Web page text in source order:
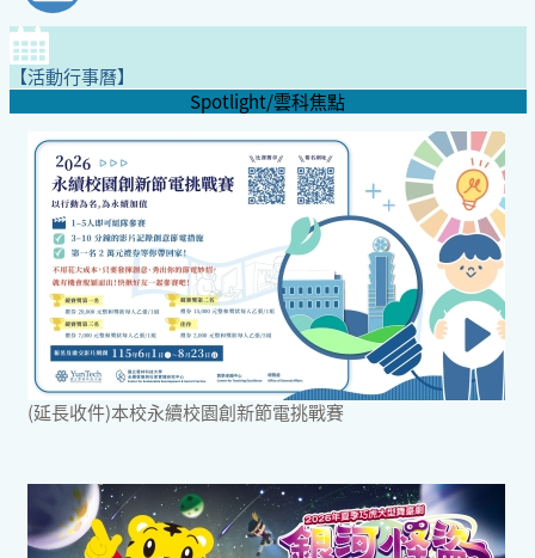
【活動行事曆】
Spotlight/雲科焦點
(延長收件)本校永續校園創新節電挑戰賽